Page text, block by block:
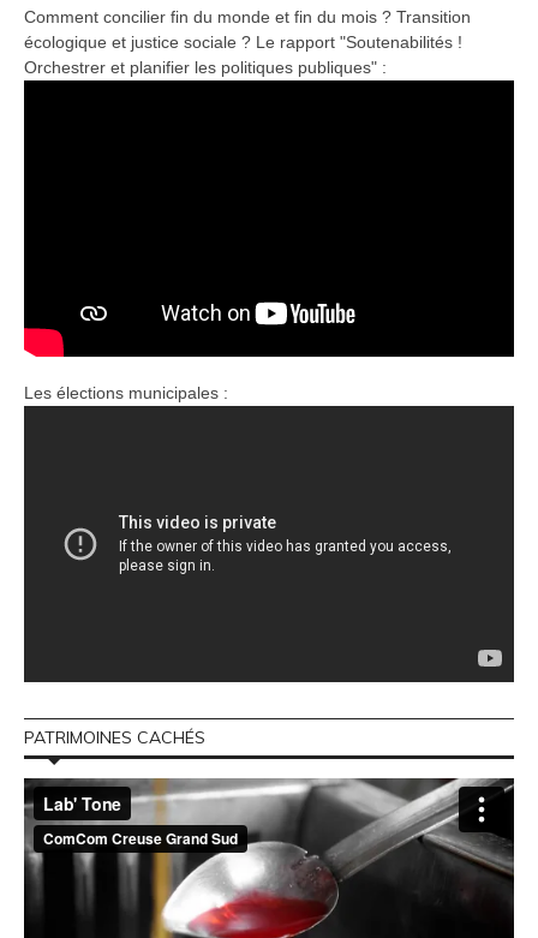
Comment concilier fin du monde et fin du mois ? Transition
écologique et justice sociale ? Le rapport "Soutenabilités !
Orchestrer et planifier les politiques publiques" :
Les élections municipales :
PATRIMOINES CACHÉS